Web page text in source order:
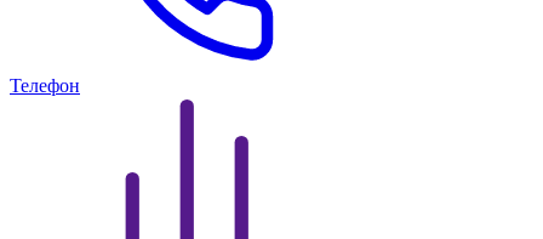
Телефон